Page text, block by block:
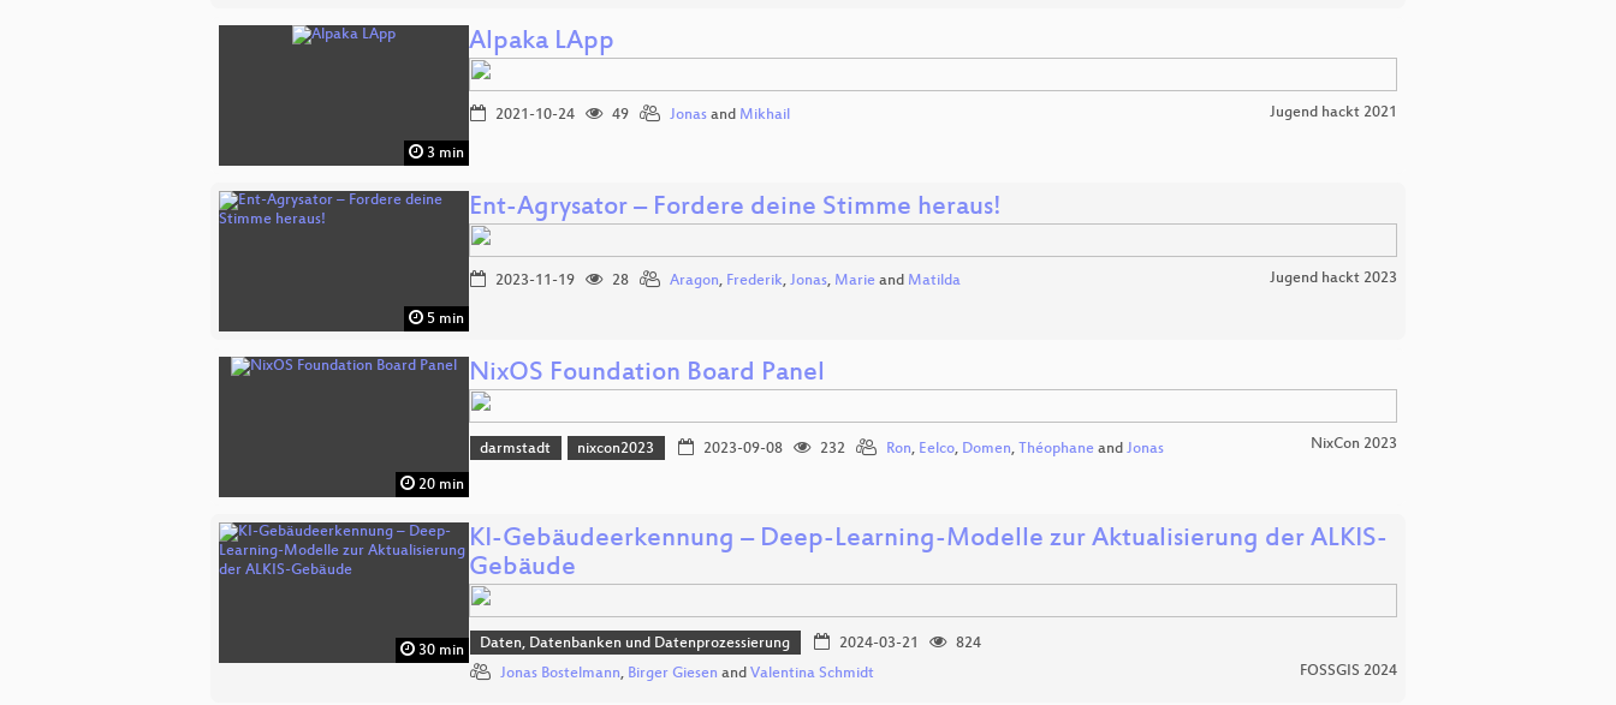
3 min
Alpaka LApp
2021-10-24 49 Jonas and Mikhail Jugend hackt 2021
5 min
Ent-Agrysator – Fordere deine Stimme heraus!
2023-11-19 28 Aragon, Frederik, Jonas, Marie and Matilda Jugend hackt 2023
20 min
NixOS Foundation Board Panel
darmstadt nixcon2023 2023-09-08 232 Ron, Eelco, Domen, Théophaneand Jonas NixCon 2023
30 min
KI-Gebäudeerkennung – Deep-Learning-Modelle zur Aktualisierung der ALKIS-
Gebäude
Daten, Datenbanken und Datenprozessierung 2024-03-21
824
Jonas Bostelmann, Birger Giesen and Valentina Schmidt FOSSGIS 2024